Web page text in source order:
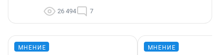
26 494 7
МНЕНИЕ МНЕНИЕ